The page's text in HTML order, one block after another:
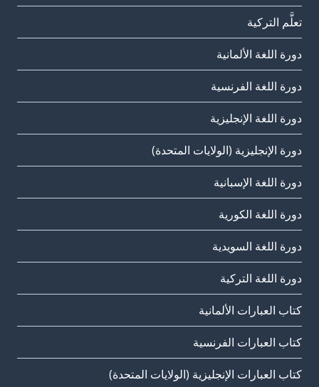
تعلَّم التركية
دورة اللغة الألمانية
دورة اللغة الفرنسية
دورة اللغة الإنجليزية
دورة الإنجليزية (الولايات المتحدة)
دورة اللغة الإسبانية
دورة اللغة الكورية
دورة اللغة السويدية
دورة اللغة التركية
كتاب العبارات الألمانية
كتاب العبارات الفرنسية
كتاب العبارات الإنجليزية (الولايات المتحدة)